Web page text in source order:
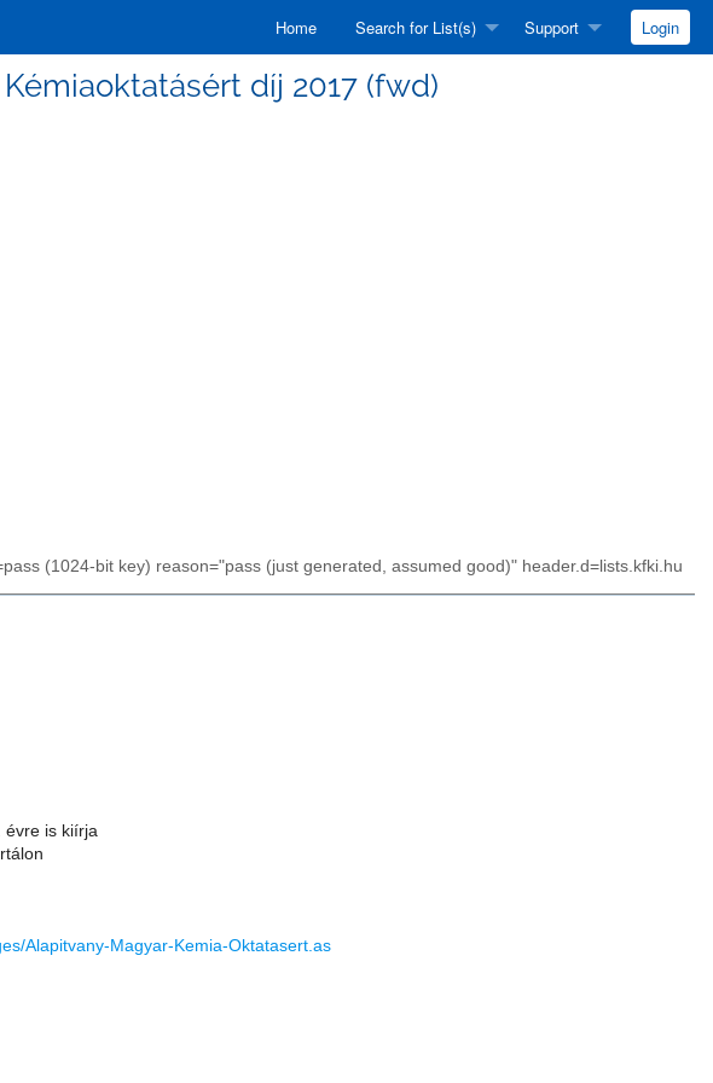
Home Search for List(s) Support Login
díj 2017 (fwd)
(1024-bit key) reason="pass (just generated, assumed good)" header.d=lists.kfki.hu
évre is kiírja
Alapitvany-Magyar-Kemia-Oktatasert.as